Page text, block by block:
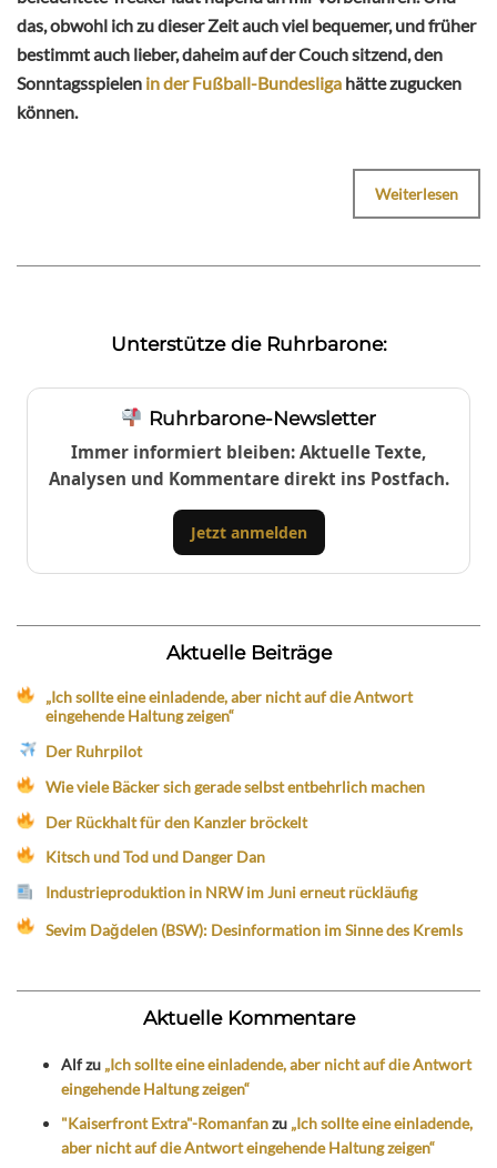
das, obwohl ich zu dieser Zeit auch viel bequemer, und früher
bestimmt auch lieber, daheim auf der Couch sitzend, den
Sonntagsspielen in der Fußball-Bundesliga hätte zugucken
können.
Weiterlesen
Unterstütze die Ruhrbarone:
Ruhrbarone-Newsletter
Immer informiert bleiben: Aktuelle Texte,
Analysen und Kommentare direkt ins Postfach.
Jetzt anmelden
Aktuelle Beiträge
„Ich sollte eine einladende, aber nicht auf die Antwort
eingehende Haltung zeigen“
Der Ruhrpilot
Wie viele Bäcker sich gerade selbst entbehrlich machen
Der Rückhalt für den Kanzler bröckelt
Kitsch und Tod und Danger Dan
Industrieproduktion in NRW im Juni erneut rückläufig
Sevim Dağdelen (BSW): Desinformation im Sinne des Kremls
Aktuelle Kommentare
Alfzu „Ich sollte eine einladende, aber nicht auf die Antwort
eingehende Haltung zeigen“
"Kaiserfront Extra"-Romanfanzu „Ich sollte eine einladende,
aber nicht auf die Antwort eingehende Haltung zeigen“